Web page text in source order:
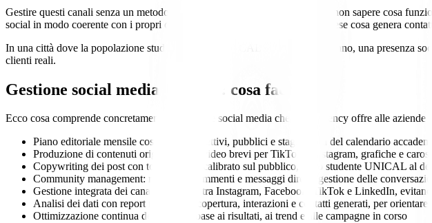
Gestire questi canali senza un metodo significa pubblicare a intermittenza e non sapere cosa
social in modo coerente con i propri obiettivi di business, misurando ogni mese cosa genera
In una città dove la popolazione studentesca dell’UNICAL si rinnova ogni anno, una presenza
clienti reali.
Gestione social media : cosa facciamo
Ecco cosa comprende concretamente la gestione social media che Crio Agency offre alle aziende
Piano editoriale mensile costruito su obiettivi, pubblici e stagionalità del calendario
Produzione di contenuti originali: reel, video brevi per TikTok e Instagram, grafiche e
Copywriting dei post con tono di voce calibrato sul pubblico, dallo studente UNICAL al
Community management: risposta a commenti e messaggi diretti, gestione delle
Gestione integrata dei canali pertinenti tra Instagram, Facebook, TikTok e LinkedIn,
Analisi dei dati con report mensile su copertura, interazioni e contatti generati, per orientare
Ottimizzazione continua del piano in base ai risultati, ai trend e alle campagne in corso